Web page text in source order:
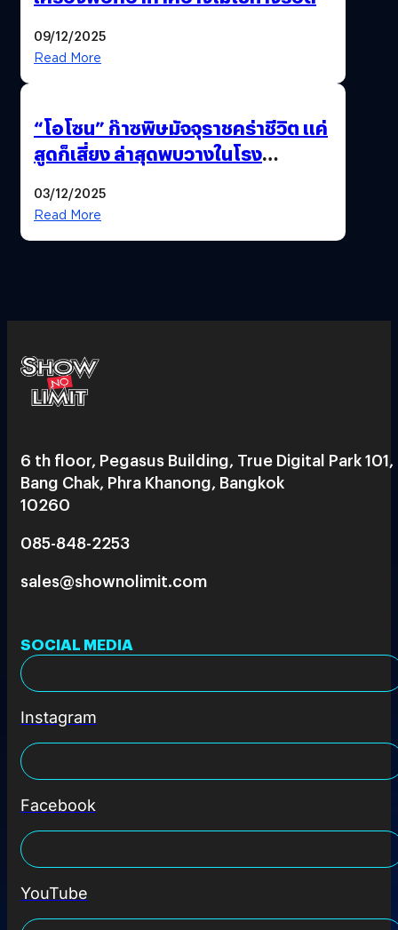
09/12/2025
Read More
“โอโซน” ก๊าซพิษมัจจุราชคร่าชีวิต แค่
สูดก็เสี่ยง ล่าสุดพบวางในโรง
03/12/2025
Read More
6 th floor, Pegasus Building, True Digital Park 101,
Bang Chak, Phra Khanong, Bangkok
10260
085-848-2253
sales@shownolimit.com
SOCIAL MEDIA
Instagram
Facebook
YouTube